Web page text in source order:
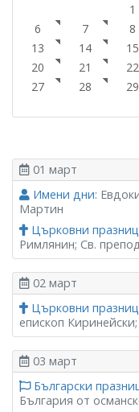
1
6
7 8
13
14 15
20
21 22
27
28 29
01 март
Имени дни:
Мартин
Църковни
Римлянин; Св.
02 март
Църковни
епископ
03 март
Български
България от